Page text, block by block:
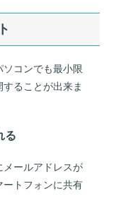
コンでも最小限
ることが出来ま
る
メールアドレスが
ートフォンに共有